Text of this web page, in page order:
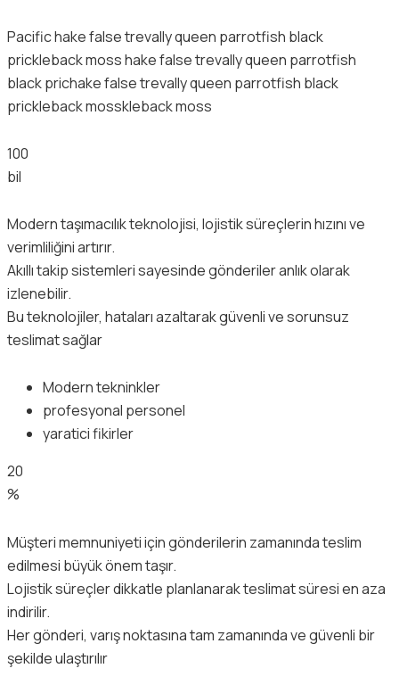
Pacific hake false trevally queen parrotfish black
prickleback moss hake false trevally queen parrotfish
black prichake false trevally queen parrotfish black
prickleback mosskleback moss
100
bil
Modern taşımacılık teknolojisi, lojistik süreçlerin hızını ve
verimliliğini artırır.
Akıllı takip sistemleri sayesinde gönderiler anlık olarak
izlenebilir.
Bu teknolojiler, hataları azaltarak güvenli ve sorunsuz
teslimat sağlar
Modern tekninkler
profesyonal personel
yaratici fikirler
20
%
Müşteri memnuniyeti için gönderilerin zamanında teslim
edilmesi büyük önem taşır.
Lojistik süreçler dikkatle planlanarak teslimat süresi en aza
indirilir.
Her gönderi, varış noktasına tam zamanında ve güvenli bir
şekilde ulaştırılır